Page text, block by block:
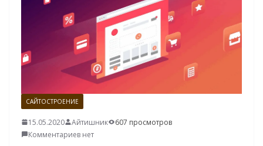
САЙТОСТРОЕНИЕ
15.05.2020 Айтишник
607 просмотров
Комментариев нет